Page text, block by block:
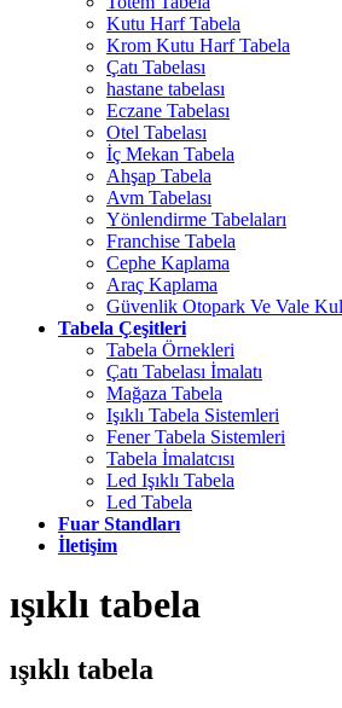
Kutu Harf Tabela
Krom Kutu Harf Tabela
Çatı Tabelası
hastane tabelası
Eczane Tabelası
Otel Tabelası
İç Mekan Tabela
Ahşap Tabela
Avm Tabelası
Yönlendirme Tabelaları
Franchise Tabela
Cephe Kaplama
Araç Kaplama
Güvenlik Otopark Ve Vale
Tabela Çeşitleri
Tabela Örnekleri
Çatı Tabelası İmalatı
Mağaza Tabela
Işıklı Tabela Sistemleri
Fener Tabela Sistemleri
Tabela İmalatcısı
Led Işıklı Tabela
Led Tabela
Fuar Standları
İletişim
ışıklı tabela
ışıklı tabela